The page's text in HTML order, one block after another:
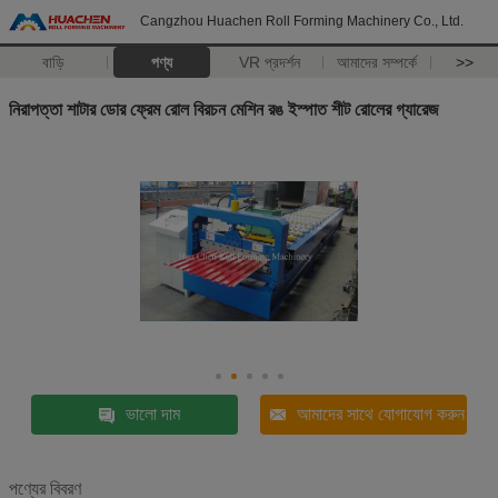
Cangzhou Huachen Roll Forming Machinery Co., Ltd.
বাড়ি পণ্য VR প্রদর্শন আমাদের সম্পর্কে >>
নিরাপত্তা শাটার ডোর ফ্রেম রোল বিরচন মেশিন রঙ ইস্পাত শীট রোলের গ্যারেজ
ভালো দাম আমাদের সাথে যোগাযোগ করুন
পণ্যের বিবরণ